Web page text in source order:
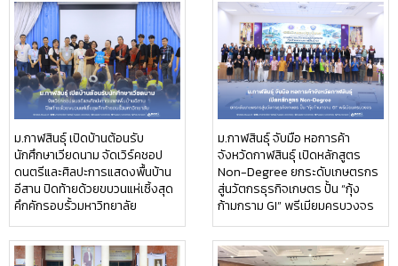
ม.กาฬสินธุ์ เปิดบ้านต้อนรับ
นักศึกษาเวียดนาม จัดเวิร์คชอป
ดนตรีและศิลปะการแสดงพื้นบ้าน
อีสาน ปิดท้ายด้วยขบวนแห่เซิ้งสุด
คึกคักรอบรั้วมหาวิทยาลัย
ม.กาฬสินธุ์ จับมือ หอการค้า
จังหวัดกาฬสินธุ์ เปิดหลักสูตร
Non-Degree ยกระดับเกษตรกร
สู่นวัตกรธุรกิจเกษตร ปั้น “กุ้ง
ก้ามกราม GI” พรีเมียมครบวงจร